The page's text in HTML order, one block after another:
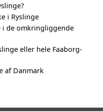
i Ryslinge
i de omkringliggende
eller hele Faaborg-
af Danmark